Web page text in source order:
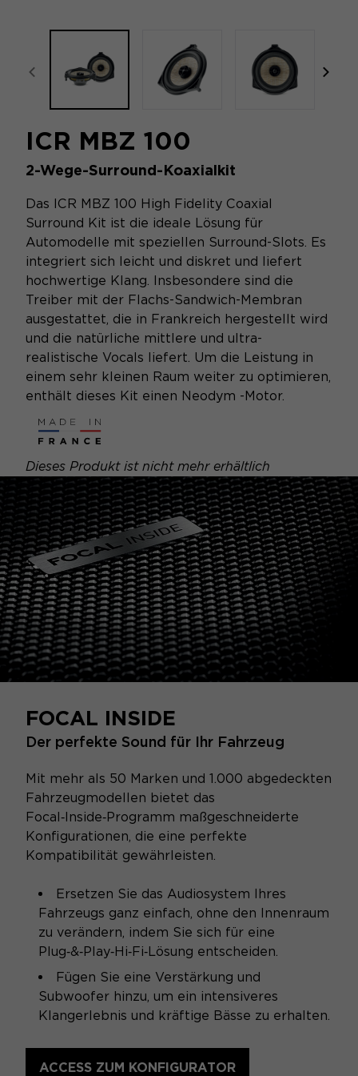
focal-naim-frontent::misc.prev_label
ICR MBZ 100
2-Wege-Surround-Koaxialkit
Das ICR MBZ 100 High Fidelity Coaxial
Surround Kit ist die ideale Lösung für
Automodelle mit speziellen Surround-Slots. Es
integriert sich leicht und diskret und liefert
hochwertige Klang. Insbesondere sind die
Treiber mit der Flachs-Sandwich-Membran
ausgestattet, die in Frankreich hergestellt wird
und die natürliche mittlere und ultra-
realistische Vocals liefert. Um die Leistung in
einem sehr kleinen Raum weiter zu optimieren,
enthält dieses Kit einen Neodym -Motor.
Dieses Produkt ist nicht mehr erhältlich
FOCAL INSIDE
Der perfekte Sound für Ihr Fahrzeug
Mit mehr als 50 Marken und 1.000 abgedeckten
Fahrzeugmodellen bietet das
Focal‑Inside‑Programm maßgeschneiderte
Konfigurationen, die eine perfekte
Kompatibilität gewährleisten.
Ersetzen Sie das Audiosystem Ihres
Fahrzeugs ganz einfach, ohne den Innenraum
zu verändern, indem Sie sich für eine
Plug‑&‑Play‑Hi‑Fi‑Lösung entscheiden.
Fügen Sie eine Verstärkung und
Subwoofer hinzu, um ein intensiveres
Klangerlebnis und kräftige Bässe zu erhalten.
ACCESS ZUM KONFIGURATOR